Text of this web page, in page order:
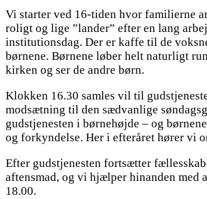
Vi starter ved 16-tiden hvor familierne
roligt og lige ”lander” efter en lang
institutionsdag. Der er kaffe til de
børnene. Børnene løber helt naturligt
kirken og ser de andre børn.
Klokken 16.30 samles vil til
modsætning til den sædvanlige
gudstjenesten i børnehøjde – og
og forkyndelse. Her i efteråret hører vi
Efter gudstjenesten fortsætter
aftensmad, og vi hjælper hinanden med
18.00.